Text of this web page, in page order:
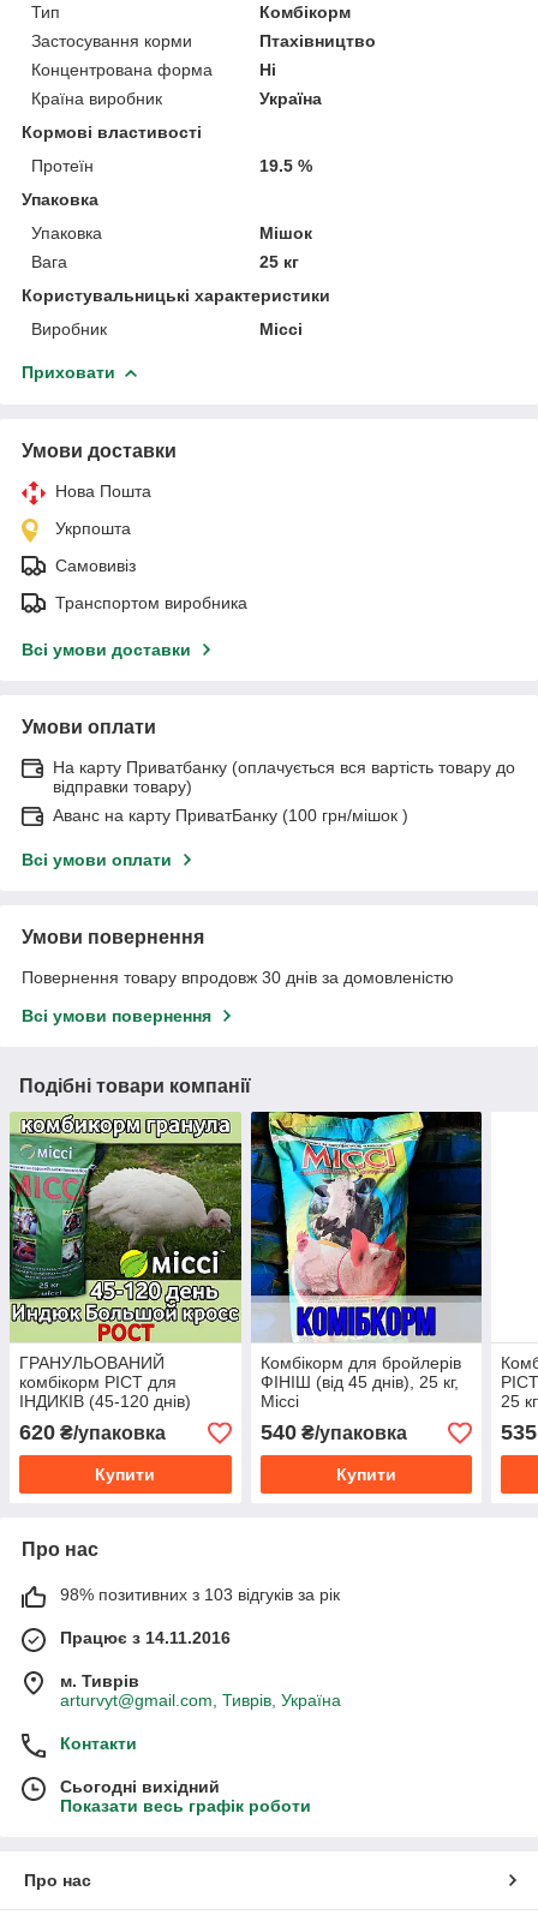
Тип
Комбікорм
Застосування корми
Птахівництво
Концентрована форма
Ні
Країна виробник
Україна
Кормові властивості
Протеїн
19.5 %
Упаковка
Упаковка
Мішок
Вага
25 кг
Користувальницькі характеристики
Виробник
Міссі
Приховати
Умови доставки
Нова Пошта
Укрпошта
Самовивіз
Транспортом виробника
Всі умови доставки
Умови оплати
На карту Приватбанку (оплачується вся вартість товару до
відправки товару)
Аванс на карту ПриватБанку (100 грн/мішок )
Всі умови оплати
Умови повернення
Повернення товару впродовж 30 днів за домовленістю
Всі умови повернення
Подібні товари компанії
ГРАНУЛЬОВАНИЙ
комбікорм РІСТ для
ІНДИКІВ (45-120 днів)
великого кросу (мішок 25
кг), Міссі
620 ₴/упаковка
Купити
Комбікорм для бройлерів
ФІНІШ (від 45 днів), 25 кг,
Міссі
540₴/упаковка
Купити
25 кг
535
Про нас
98% позитивних з 103 відгуків за рік
Працює з 14.11.2016
м. Тиврів
arturvyt@gmail.com, Тиврів, Україна
Контакти
Сьогодні вихідний
Показати весь графік роботи
Про нас